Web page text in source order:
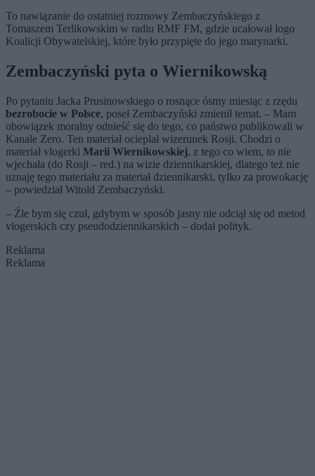
To nawiązanie do ostatniej rozmowy Zembaczyńskiego z
Tomaszem Terlikowskim w radiu RMF FM, gdzie ucałował logo
Koalicji Obywatelskiej, które było przypięte do jego marynarki.
Zembaczyński pyta o Wiernikowską
Po pytaniu Jacka Prusinowskiego o rosnące ósmy miesiąc z rzędu
bezrobocie w Polsce, poseł Zembaczyński zmienił temat. – Mam
obowiązek moralny odnieść się do tego, co państwo publikowali w
Kanale Zero. Ten materiał ocieplał wizerunek Rosji. Chodzi o
materiał vlogerki Marii Wiernikowskiej, z tego co wiem, to nie
wjechała (do Rosji – red.) na wizie dziennikarskiej, dlatego też nie
uznaję tego materiału za materiał dziennikarski, tylko za prowokację
– powiedział Witold Zembaczyński.
– Źle bym się czuł, gdybym w sposób jasny nie odciął się od metod
vlogerskich czy pseudodziennikarskich – dodał polityk.
Reklama
Reklama